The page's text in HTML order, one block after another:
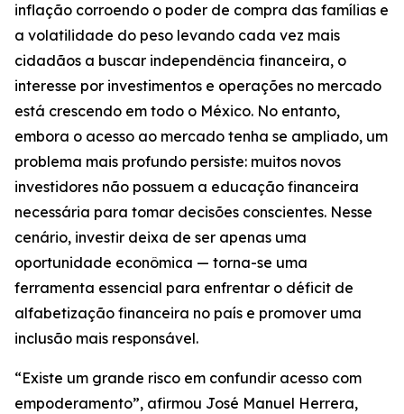
inflação corroendo o poder de compra das famílias e
a volatilidade do peso levando cada vez mais
cidadãos a buscar independência financeira, o
interesse por investimentos e operações no mercado
está crescendo em todo o México. No entanto,
embora o acesso ao mercado tenha se ampliado, um
problema mais profundo persiste: muitos novos
investidores não possuem a educação financeira
necessária para tomar decisões conscientes. Nesse
cenário, investir deixa de ser apenas uma
oportunidade econômica — torna-se uma
ferramenta essencial para enfrentar o déficit de
alfabetização financeira no país e promover uma
inclusão mais responsável.
“Existe um grande risco em confundir acesso com
empoderamento”, afirmou José Manuel Herrera,